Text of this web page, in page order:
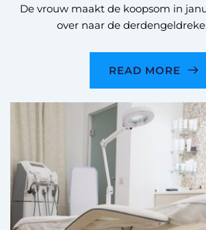
De vrouw maakt de koopsom in
over naar de
READ MORE